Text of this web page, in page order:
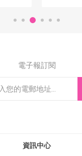
電子報訂閱
資訊中心